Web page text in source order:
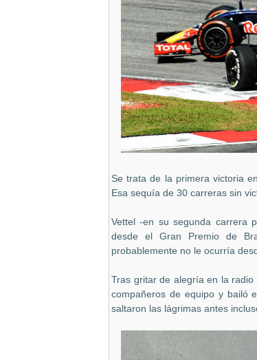
Se trata de la primera victoria
Esa sequía de 30 carreras sin
Vettel -en su segunda carrera
desde el Gran Premio de
probablemente no le ocurría
Tras gritar de alegría en la
compañeros de equipo y bailó
saltaron las lágrimas antes